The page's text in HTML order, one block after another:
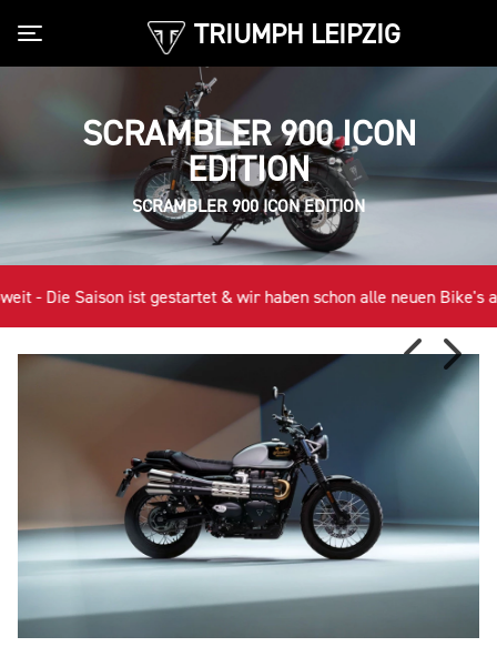
TRIUMPH LEIPZIG
Toggle navigation
SCRAMBLER 900 ICON
EDITION
SCRAMBLER 900 ICON EDITION
Die Saison ist gestartet & wir haben schon alle neuen Bike's am